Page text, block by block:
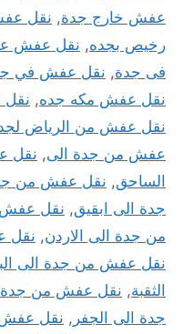
عفش خارج جدة, نقل
رخيص بجده, نقل عفش
فى جدة, نقل عفش في
نقل عفش مكه جده,
نقل عفش من الرياض
عفش من جدة الى, نقل
الساحق, نقل عفش من
جدة الى ابقيق, نقل عفش
من جدة الى الاردن, نقل
نقل عفش من جدة الى
الثقبة, نقل عفش من جدة
جدة الى الجفر , نقل عفش